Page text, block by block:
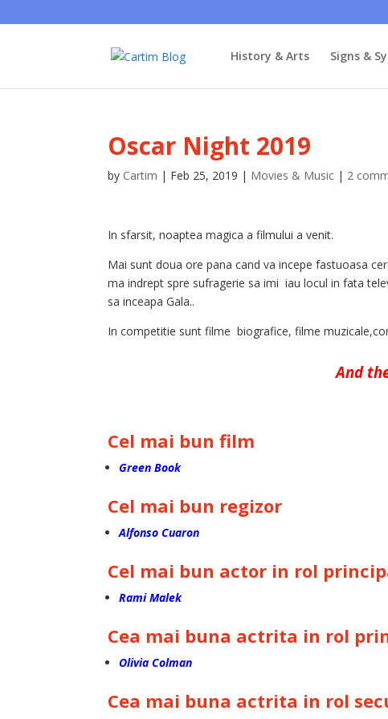
History & Arts Signs &
Oscar Night 2019
by Cartim | Feb 25, 2019 | Movies & Music | 2
In sfarsit, noaptea magica a filmului a venit.
Mai sunt doua ore pana cand va incepe fastuoasa
ma indrept spre sufragerie sa imi iau locul in fata
sa inceapa Gala..
In competitie sunt filme biografice, filme
And
Cel mai bun film
Green Book
Cel mai bun regizor
Alfonso Cuaron
Cel mai bun actor in rol
Rami Malek
Cea mai buna actrita in rol
Olivia Colman
Cea mai buna actrita in rol